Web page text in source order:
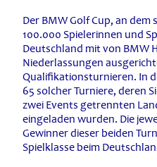
Der BMW Golf Cup, an
100.000 Spielerinnen und
Deutschland mit von BMW
Niederlassungen
Qualifikationsturnieren. In
65 solcher Turniere, deren
zwei Events getrennten
eingeladen wurden. Die
Gewinner dieser beiden
Spielklasse beim